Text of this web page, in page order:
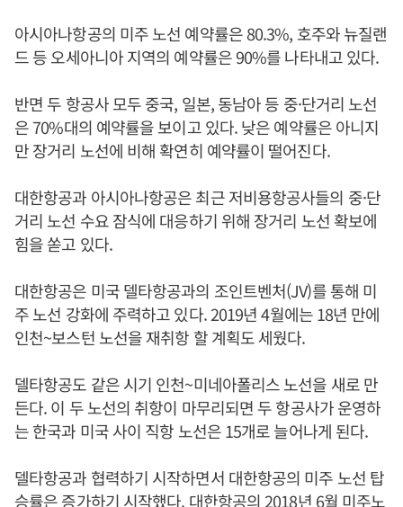
아시아나항공의 미주 노선 예약률은 80.3%, 호주와 뉴질랜
드 등 오세아니아 지역의 예약률은 90%를 나타내고 있다.
반면 두 항공사 모두 중국, 일본, 동남아 등 중·단거리 노선
은 70%대의 예약률을 보이고 있다. 낮은 예약률은 아니지
만 장거리 노선에 비해 확연히 예약률이 떨어진다.
대한항공과 아시아나항공은 최근 저비용항공사들의 중·단
거리 노선 수요 잠식에 대응하기 위해 장거리 노선 확보에
힘을 쏟고 있다.
대한항공은 미국 델타항공과의 조인트벤처(JV)를 통해 미
주 노선 강화에 주력하고 있다. 2019년 4월에는 18년 만에
인천~보스턴 노선을 재취항 할 계획도 세웠다.
델타항공도 같은 시기 인천~미네아폴리스 노선을 새로 만
든다. 이 두 노선의 취항이 마무리되면 두 항공사가 운영하
는 한국과 미국 사이 직항 노선은 15개로 늘어나게 된다.
델타항공과 협력하기 시작하면서 대한항공의 미주 노선 탑
승률은 증가하기 시작했다. 대한항공의 2018년 6월 미주노